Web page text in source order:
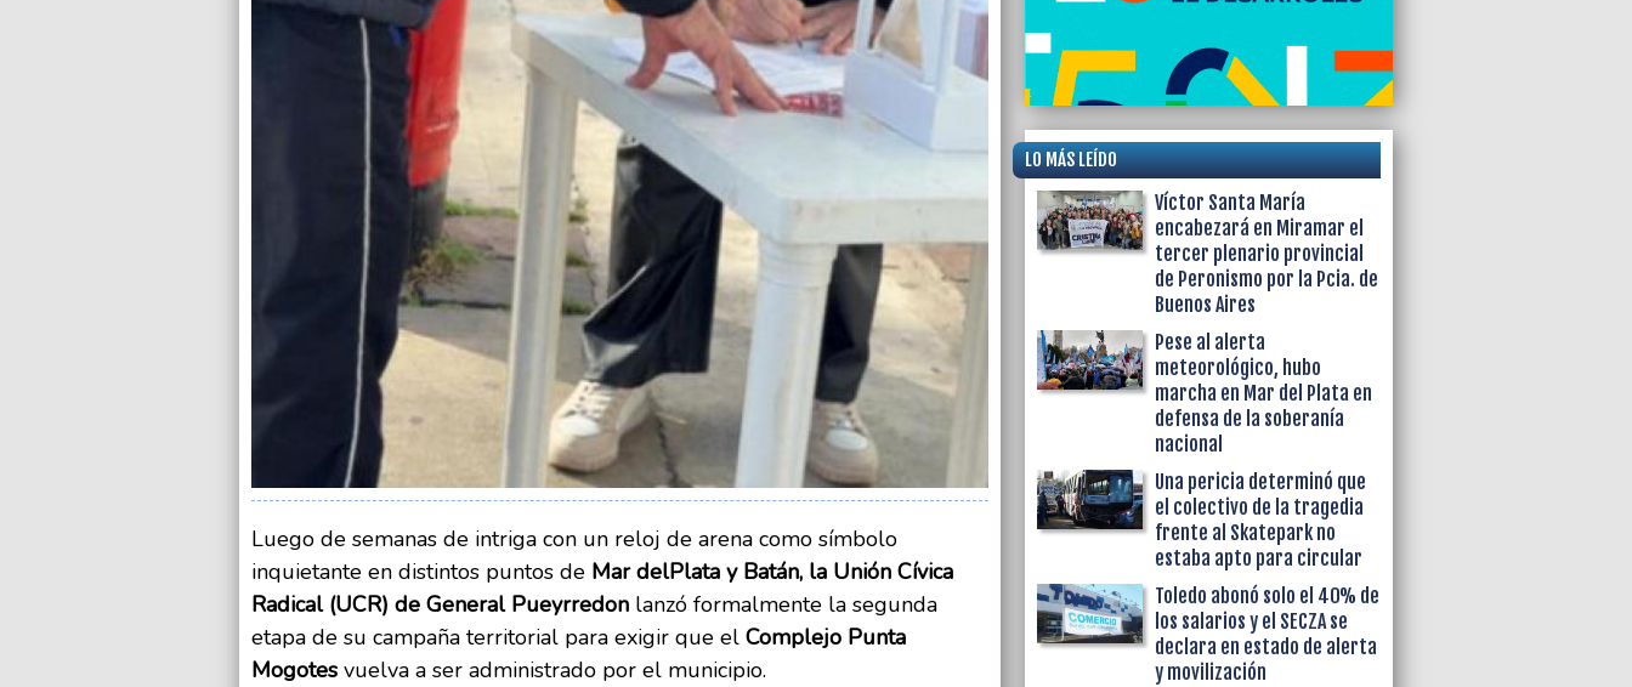
Luego de semanas de intriga con un reloj de arena como símbolo
inquietante en distintos puntos de Mar delPlata y Batán, la Unión Cívica
Radical (UCR) de General Pueyrredon lanzó formalmente la segunda
etapa de su campaña territorial para exigir que el Complejo Punta
Mogotes vuelva a ser administrado por el municipio.
LO MÁS LEÍDO
Víctor Santa María
encabezará en Miramar el
tercer plenario provincial
de Peronismo por la Pcia. de
Buenos Aires
Pese al alerta
meteorológico, hubo
marcha en Mar del Plata en
defensa de la soberanía
nacional
Una pericia determinó que
el colectivo de la tragedia
frente al Skatepark no
estaba apto para circular
Toledo abonó solo el 40% de
los salarios y el SECZA se
declara en estado de alerta
y movilización